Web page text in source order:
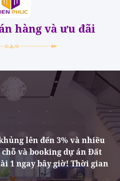
hàng và ưu đãi
lên đến 3% và nhiều
và booking dự án Đất
1 ngay bây giờ! Thời gian